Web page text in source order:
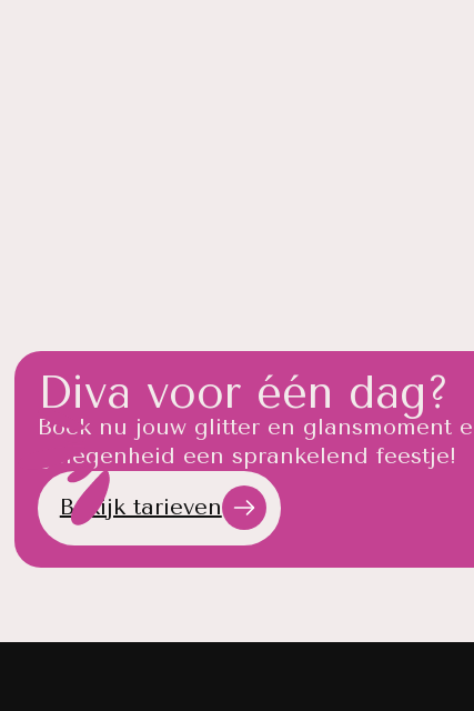
Diva voor één dag?
Boek nu jouw glitter en glansmoment
gelegenheid een sprankelend feestje!
Bekijk tarieven